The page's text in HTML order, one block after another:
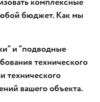
бюджет. Как мы
и “подводные
технического
технического
вашего объекта.